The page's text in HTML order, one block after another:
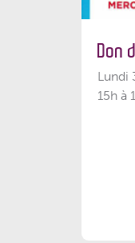
Don
Lundi
15h à